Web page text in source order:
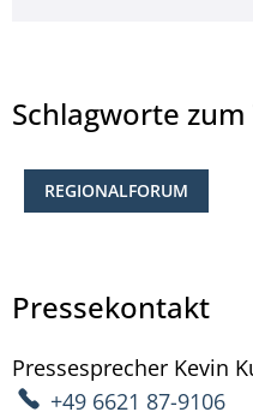
Schlagworte zum
REGIONALFORUM
Pressekontakt
Pressesprecher Kevin
+49 6621 87-9106